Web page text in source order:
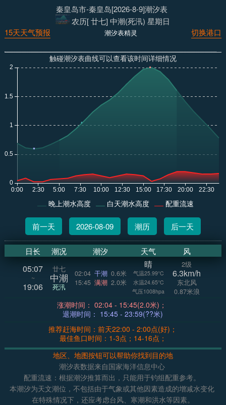
秦皇岛市-秦皇岛[2026-8-9]潮汐表
农历[ 廿七] 中潮(死汛) 星期日
切换港口
潮汐表精灵
15天天气预报
触碰潮汐表曲线可以查看该时间详细情况
晚上潮水高度 白天潮水高度 配重流速
前一天 2026-08-09 潮历 后一天
日长 潮况 潮汐 天气 风
05:07
~
19:06
廿七
中潮
死汛
02:04 干潮 0.6米
15:45 满潮 2.0米
晴
气温25.99°C
水温24.65°C
气压1008hpa
2级
6.3km/h
东北风
0.87米浪
涨潮时间： 02:04 - 15:45(2.0米)；
退潮时间： 15:45 - 23:59(??米)
推荐赶海时间：前天22:00 - 2:00点(好)；
最佳鱼口时间：1-3点；14-16点；
地区、地图按钮可以帮助你找到目的地
潮汐表数据来自国家海洋信息中心
配重流速：根据潮汐推算而出，只能用于钓组配重参考。
本潮汐为天文潮位，不包括由于气象或其他因素造成的增减水变化
在特殊情况下，还应考虑台风、寒潮和洪水等因素。